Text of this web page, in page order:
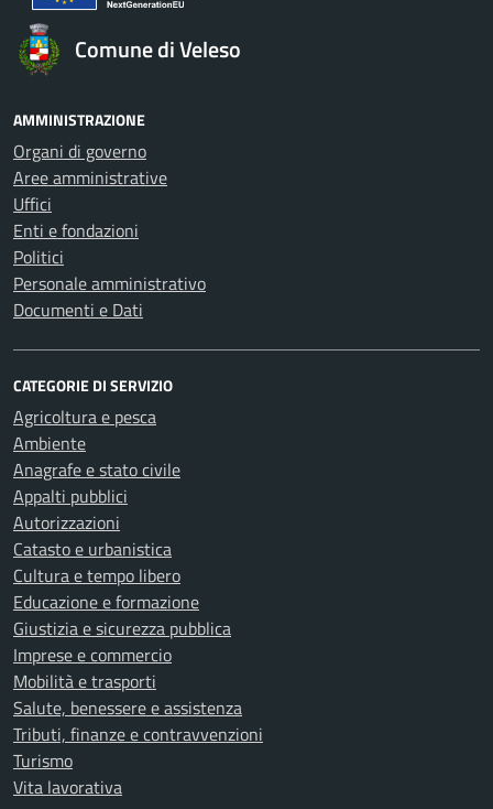
Comune di Veleso
AMMINISTRAZIONE
Organi di governo
Aree amministrative
Uffici
Enti e fondazioni
Politici
Personale amministrativo
Documenti e Dati
CATEGORIE DI SERVIZIO
Agricoltura e pesca
Ambiente
Anagrafe e stato civile
Appalti pubblici
Autorizzazioni
Catasto e urbanistica
Cultura e tempo libero
Educazione e formazione
Giustizia e sicurezza pubblica
Imprese e commercio
Mobilità e trasporti
Salute, benessere e assistenza
Tributi, finanze e contravvenzioni
Turismo
Vita lavorativa